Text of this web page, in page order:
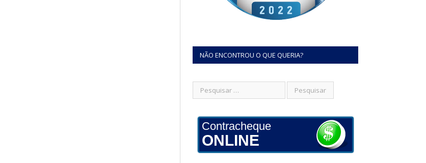
NÃO ENCONTROU O QUE QUERIA?
Contracheque
ONLINE